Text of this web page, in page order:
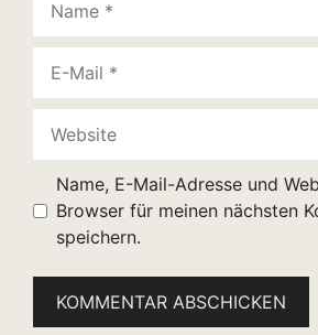
Mail
Name, E-Mail-Adresse und
Browser für meinen nächsten
speichern.